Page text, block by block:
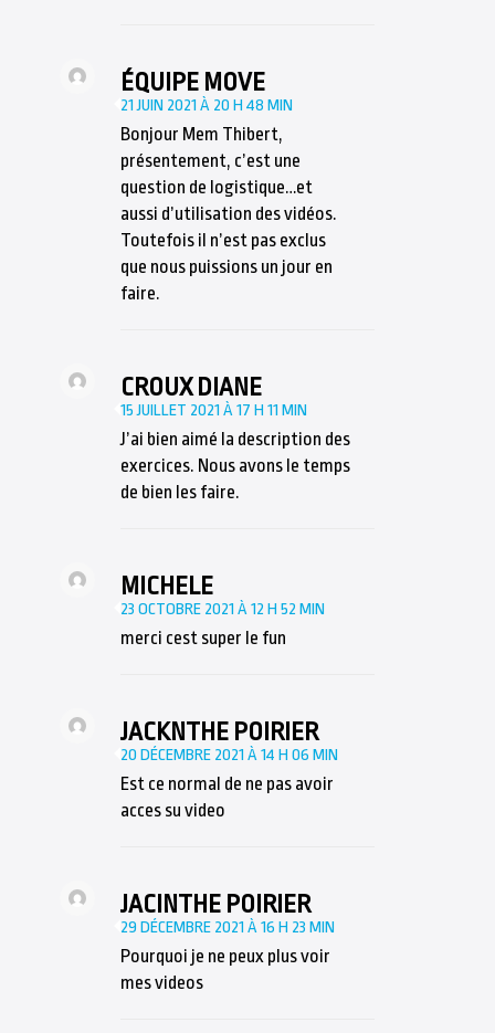
ÉQUIPE MOVE
21 JUIN 2021 À 20 H 48 MIN
Bonjour Mem Thibert,
présentement, c’est une
question de logistique…et
aussi d’utilisation des vidéos.
Toutefois il n’est pas exclus
que nous puissions un jour en
faire.
CROUX DIANE
15 JUILLET 2021 À 17 H 11 MIN
J’ai bien aimé la description des
exercices. Nous avons le temps
de bien les faire.
MICHELE
23 OCTOBRE 2021 À 12 H 52 MIN
merci cest super le fun
JACKNTHE POIRIER
20 DÉCEMBRE 2021 À 14 H 06 MIN
Est ce normal de ne pas avoir
acces su video
JACINTHE POIRIER
29 DÉCEMBRE 2021 À 16 H 23 MIN
Pourquoi je ne peux plus voir
mes videos